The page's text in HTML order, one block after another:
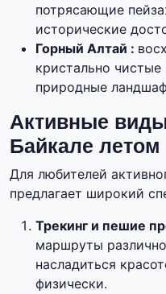
потрясающие
исторические
Горный Алтай :
кристально
природные
Активные
Байкале летом
Для любителей
предлагает широкий
Трекинг и пешие
маршруты
насладиться
физически.